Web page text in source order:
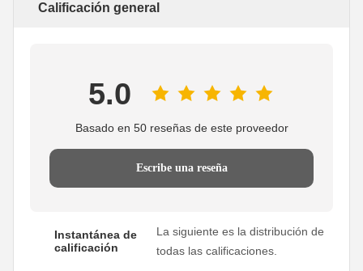
Calificación general
5.0
Basado en 50 reseñas de este proveedor
Escribe una reseña
Instantánea de
calificación
La siguiente es la distribución de
todas las calificaciones.